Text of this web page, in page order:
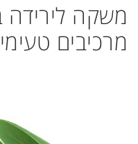
מרכיבים